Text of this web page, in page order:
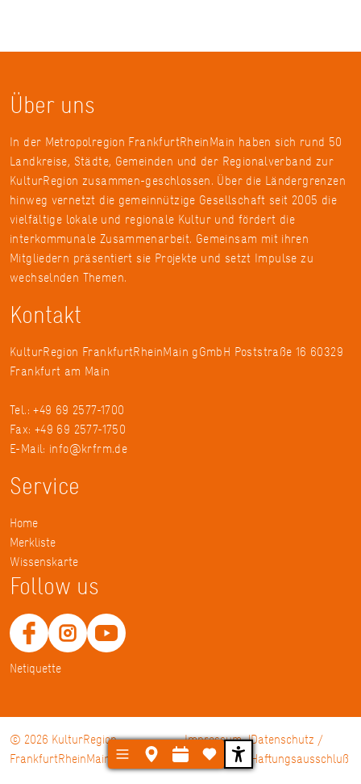
Über uns
In der Metropolregion FrankfurtRheinMain haben sich rund 50
Landkreise, Städte, Gemeinden und der Regionalverband zur
KulturRegion zusammen-geschlossen. Über die Ländergrenzen
hinweg vernetzt die gemeinnützige Gesellschaft seit 2005 die
vielfältige lokale und regionale Kultur und fördert die
interkommunale Zusammenarbeit. Gemeinsam mit ihren
Mitgliedern präsentiert sie Projekte und setzt Impulse zu
wechselnden Themen.
Kontakt
KulturRegion FrankfurtRheinMain gGmbH Poststraße 16 60329
Frankfurt am Main
Tel.: +49 69 2577-1700
Fax: +49 69 2577-1750
E-Mail: info@krfrm.de
Service
Home
Merkliste
Wissenskarte
Follow us
Netiquette
© 2026 KulturRegion
FrankfurtRheinMain gGmbH
Impressum Datenschutz /
Haftungsausschluß